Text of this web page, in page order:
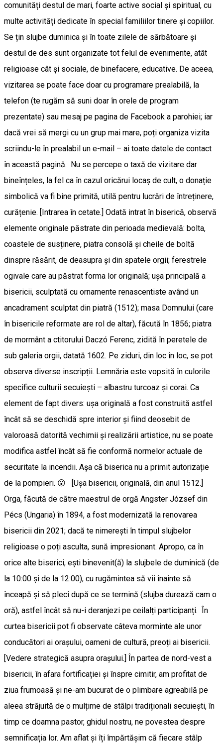
comunități destul de mari, foarte active social și spiritual, cu
multe activități dedicate în special familiilor tinere și copiilor.
Se țin slujbe duminica și în toate zilele de sărbătoare și
destul de des sunt organizate tot felul de evenimente, atât
religioase cât și sociale, de binefacere, educative. De aceea,
vizitarea se poate face doar cu programare prealabilă, la
telefon (te rugăm să suni doar în orele de program
prezentate) sau mesaj pe pagina de Facebook a parohiei; iar
dacă vrei să mergi cu un grup mai mare, poți organiza vizita
scriindu-le în prealabil un e-mail – ai toate datele de contact
în această pagină. Nu se percepe o taxă de vizitare dar
bineînțeles, la fel ca în cazul oricărui locaș de cult, o donație
simbolică va fi bine primită, utilă pentru lucrări de întreținere,
curățenie. [Intrarea în cetate.] Odată intrat în biserică, observă
elemente originale păstrate din perioada medievală: bolta,
coastele de susținere, piatra consolă și cheile de boltă
dinspre răsărit, de deasupra și din spatele orgii; ferestrele
ogivale care au păstrat forma lor originală; ușa principală a
bisericii, sculptată cu ornamente renascentiste având un
ancadrament sculptat din piatră (1512); masa Domnului (care
în bisericile reformate are rol de altar), făcută în 1856; piatra
de mormânt a ctitorului Daczó Ferenc, zidită în peretele de
sub galeria orgii, datată 1602. Pe ziduri, din loc în loc, se pot
observa diverse inscripții. Lemnăria este vopsită în culorile
specifice culturii secuiești – albastru turcoaz și corai. Ca
element de fapt divers: ușa originală a fost construită astfel
încât să se deschidă spre interior și fiind deosebit de
valoroasă datorită vechimii și realizării artistice, nu se poate
modifica astfel încât să fie conformă normelor actuale de
securitate la incendii. Așa că biserica nu a primit autorizație
de la pompieri. 😮 [Ușa bisericii, originală, din anul 1512.]
Orga, făcută de către maestrul de orgă Angster József din
Pécs (Ungaria) în 1894, a fost modernizată la renovarea
bisericii din 2021; dacă te nimerești în timpul slujbelor
religioase o poți asculta, sună impresionant. Apropo, ca în
orice alte biserici, ești binevenit(ă) la slujbele de duminică (de
la 10:00 și de la 12:00), cu rugămintea să vii înainte să
înceapă și să pleci după ce se termină (slujba durează cam o
oră), astfel încât să nu-i deranjezi pe ceilalți participanți. În
curtea bisericii pot fi observate câteva morminte ale unor
conducători ai orașului, oameni de cultură, preoți ai bisericii.
[Vedere strategică asupra orașului.] În partea de nord-vest a
bisericii, în afara fortificației și înspre cimitir, am profitat de
ziua frumoasă și ne-am bucurat de o plimbare agreabilă pe
aleea străjuită de o mulțime de stâlpi tradiționali secuiești, în
timp ce doamna pastor, ghidul nostru, ne povestea despre
semnificația lor. Am aflat și îți împărtășim că fiecare stâlp